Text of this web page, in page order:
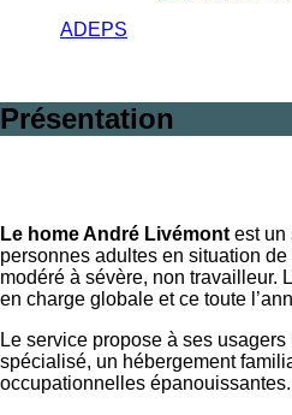
ADEPS
Présentation
Le home André Livémont est un
personnes adultes en situation de
modéré à sévère, non travailleur.
en charge globale et ce toute
Le service propose à ses
spécialisé, un hébergement
occupationnelles épanouissantes.